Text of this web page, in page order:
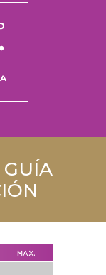
GUÍA